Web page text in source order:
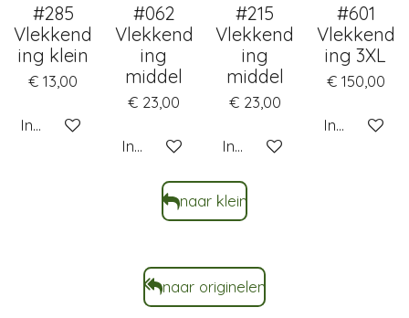
#285
Vlekkend
ing klein
€ 13,00
In winkelwagen
#062
Vlekkend
ing
middel
€ 23,00
In winkelwagen
#215
Vlekkend
ing
middel
€ 23,00
In winkelwagen
#601
Vlekkend
ing 3XL
€ 150,00
In
naar klein
naar originelen